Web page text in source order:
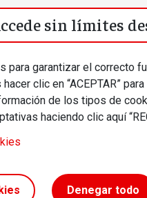
garantizar el correcto
clic en “ACEPTAR”
de los tipos de
haciendo clic aquí
Denegar todo
sin límites